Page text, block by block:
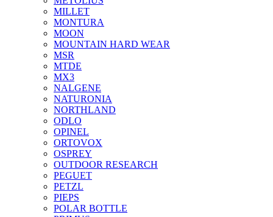
MILLET
MONTURA
MOON
MOUNTAIN HARD WEAR
MSR
MTDE
MX3
NALGENE
NATURONIA
NORTHLAND
ODLO
OPINEL
ORTOVOX
OSPREY
OUTDOOR RESEARCH
PEGUET
PETZL
PIEPS
POLAR BOTTLE